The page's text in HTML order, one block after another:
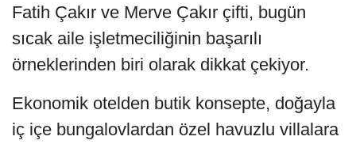
Fatih Çakır ve Merve Çakır çifti, bugün
sıcak aile işletmeciliğinin başarılı
örneklerinden biri olarak dikkat çekiyor.
Ekonomik otelden butik konsepte, doğayla
iç içe bungalovlardan özel havuzlu villalara